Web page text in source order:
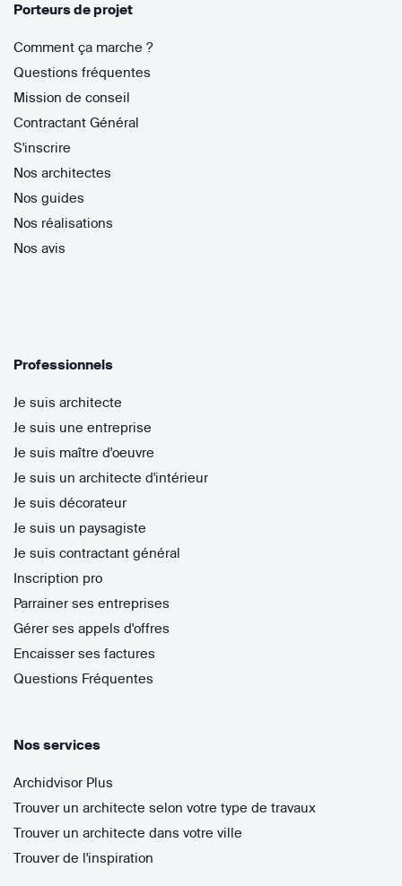
Porteurs de projet
Comment ça marche ?
Questions fréquentes
Mission de conseil
Contractant Général
S'inscrire
Nos architectes
Nos guides
Nos réalisations
Nos avis
Professionnels
Je suis architecte
Je suis une entreprise
Je suis maître d'oeuvre
Je suis un architecte d'intérieur
Je suis décorateur
Je suis un paysagiste
Je suis contractant général
Inscription pro
Parrainer ses entreprises
Gérer ses appels d'offres
Encaisser ses factures
Questions Fréquentes
Nos services
Archidvisor Plus
Trouver un architecte selon votre type de travaux
Trouver un architecte dans votre ville
Trouver de l'inspiration